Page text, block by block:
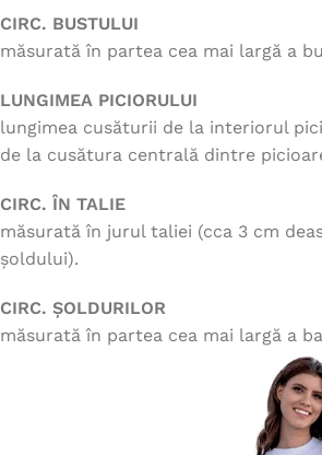
CIRC. BUSTULUI
măsurată în partea cea mai largă a
LUNGIMEA PICIORULUI
lungimea cusăturii de la interiorul
de la cusătura centrală dintre
CIRC. ÎN TALIE
măsurată în jurul taliei (cca 3 cm
șoldului).
CIRC. ȘOLDURILOR
măsurată în partea cea mai largă a